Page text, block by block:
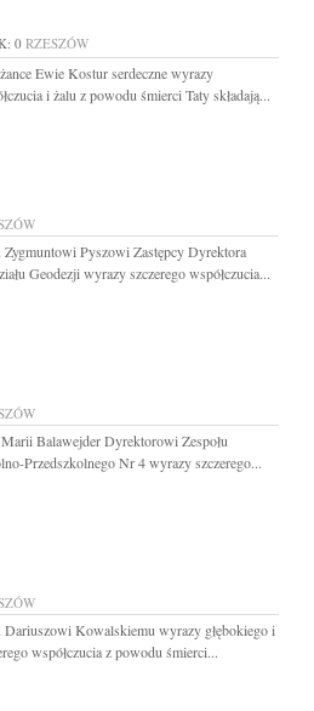
0RZESZÓW
Ewie Kostur serdeczne wyrazy
i żalu z powodu śmierci Taty składają...
Zygmuntowi Pyszowi Zastępcy Dyrektora
Geodezji wyrazy szczerego współczucia...
Balawejder Dyrektorowi Zespołu
Przedszkolnego Nr 4 wyrazy szczerego...
Dariuszowi Kowalskiemu wyrazy głębokiego i
współczucia z powodu śmierci...